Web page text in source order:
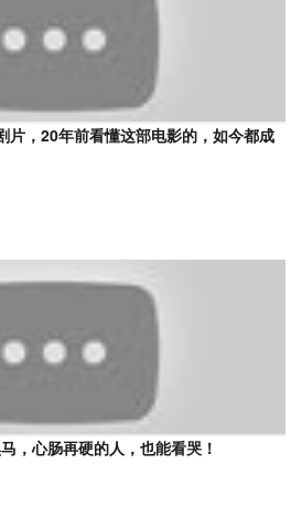
片，20年前看懂这部电影的，如今都成
，心肠再硬的人，也能看哭！